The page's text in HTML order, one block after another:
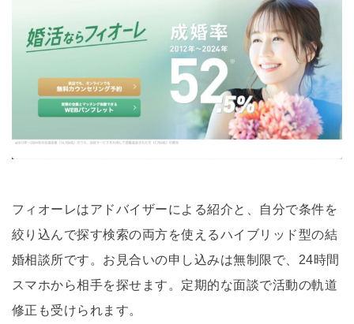
フィオーレはアドバイザーによる紹介と、自分で条件を
絞り込んで探す検索の両方を使えるハイブリッド型の結
婚相談所です。お見合いの申し込みは無制限で、24時間
スマホから相手を探せます。定期的な面談で活動の軌道
修正も受けられます。